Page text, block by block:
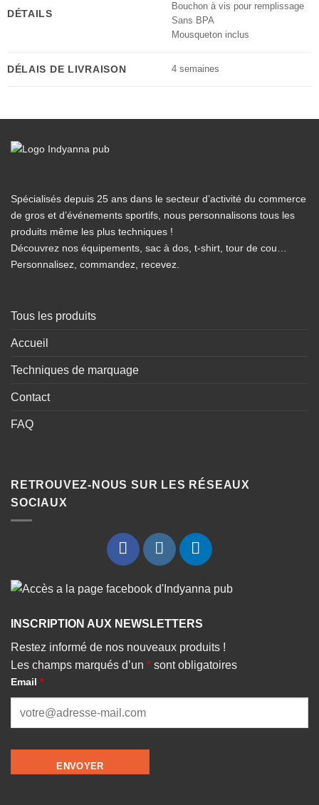
DÉTAILS
Bouchon à vis pour remplissage
Sans BPA
Mousqueton inclus
DÉLAIS DE LIVRAISON 4 semaines
Spécialisés depuis 25 ans dans le secteur d’activité du commerce
de gros et d’événements sportifs, nous personnalisons tous les
produits même les plus techniques !
Découvrez nos équipements, sac à dos, t-shirt, tour de cou…
Personnalisez, commandez, recevez.
Tous les produits
Accueil
Techniques de marquage
Contact
FAQ
RETROUVEZ-NOUS SUR LES RÉSEAUX
SOCIAUX
INSCRIPTION AUX NEWSLETTERS
Restez informé de nos nouveaux produits !
Les champs marqués d’un * sont obligatoires
Email *